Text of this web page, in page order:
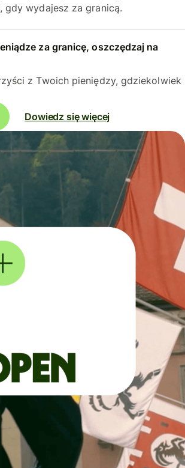
gdy wydajesz za granicą.
za granicę, oszczędzaj na
z Twoich pieniędzy, gdziekolwiek
Dowiedz się więcej